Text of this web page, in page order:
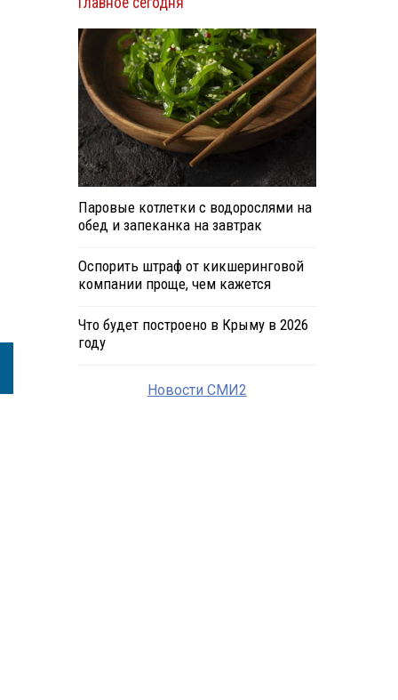
Паровые котлетки с водорослями на
обед и запеканка на завтрак
Оспорить штраф от кикшеринговой
компании проще, чем кажется
Что будет построено в Крыму в 2026
году
Новости СМИ2